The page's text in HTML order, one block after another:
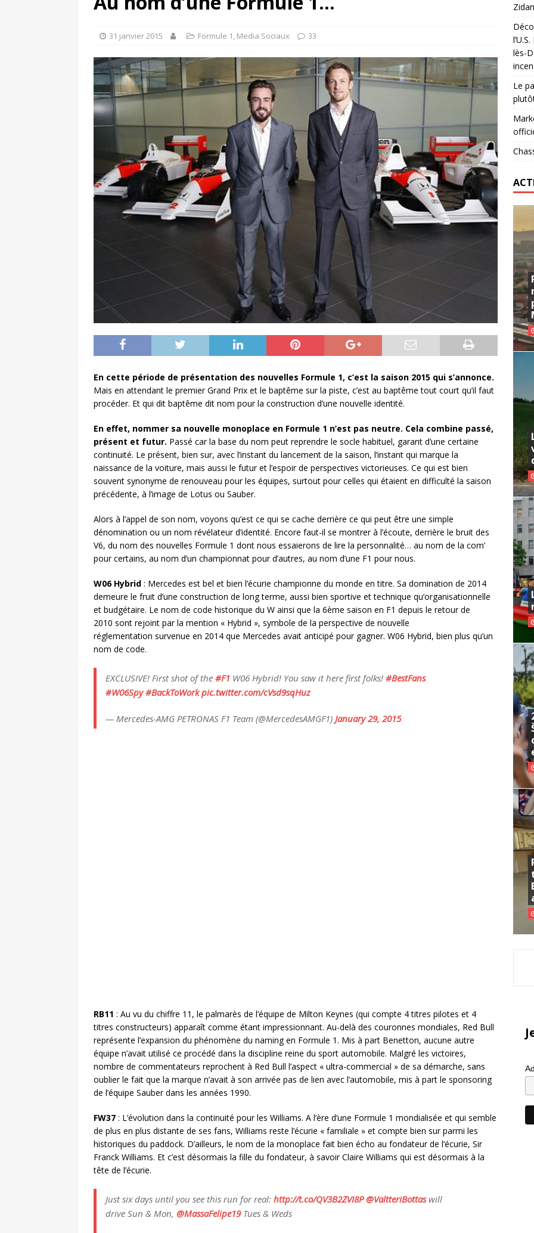
[ 2 août 2026 ]
Chassé-croisé Nike-adidas : qui gagne vraiment
Marseille
ACTIVATION
31 janvier 2015 Formule 1, Media Sociaux 33
En cette période de présentation des nouvelles Formule 1, c’est la saison 2015 qui s’annonce.
Mais en attendant le premier Grand Prix et le baptême sur la piste, c’est au baptême tout court qu’il faut
procéder. Et qui dit baptême dit nom pour la construction d’une nouvelle identité.
En effet, nommer sa nouvelle monoplace en Formule 1 n’est pas neutre. Cela combine passé,
présent et futur. Passé car la base du nom peut reprendre le socle habituel, garant d’une certaine
continuité. Le présent, bien sur, avec l’instant du lancement de la saison, l’instant qui marque la
naissance de la voiture, mais aussi le futur et l’espoir de perspectives victorieuses. Ce qui est bien
souvent synonyme de renouveau pour les équipes, surtout pour celles qui étaient en difficulté la saison
précédente, à l’image de Lotus ou Sauber.
Alors à l’appel de son nom, voyons qu’est ce qui se cache derrière ce qui peut être une simple
dénomination ou un nom révélateur d’identité. Encore faut-il se montrer à l’écoute, derrière le bruit des
V6, du nom des nouvelles Formule 1 dont nous essaierons de lire la personnalité… au nom de la com’
pour certains, au nom d’un championnat pour d’autres, au nom d’une F1 pour nous.
W06 Hybrid : Mercedes est bel et bien l’écurie championne du monde en titre. Sa domination de 2014
demeure le fruit d’une construction de long terme, aussi bien sportive et technique qu’organisationnelle
et budgétaire. Le nom de code historique du W ainsi que la 6ème saison en F1 depuis le retour de
2010 sont rejoint par la mention « Hybrid », symbole de la perspective de nouvelle
réglementation survenue en 2014 que Mercedes avait anticipé pour gagner. W06 Hybrid, bien plus qu’un
nom de code.
EXCLUSIVE! First shot of the #F1 W06 Hybrid! You saw it here first folks! #BestFans
#W06Spy #BackToWork pic.twitter.com/cVsd9sqHuz
— Mercedes-AMG PETRONAS F1 Team (@MercedesAMGF1) January 29, 2015
RB11 : Au vu du chiffre 11, le palmarès de l’équipe de Milton Keynes (qui compte 4 titres pilotes et 4
titres constructeurs) apparaît comme étant impressionnant. Au-delà des couronnes mondiales, Red Bull
représente l’expansion du phénomène du naming en Formule 1. Mis à part Benetton, aucune autre
équipe n’avait utilisé ce procédé dans la discipline reine du sport automobile. Malgré les victoires,
nombre de commentateurs reprochent à Red Bull l’aspect « ultra-commercial » de sa démarche, sans
oublier le fait que la marque n’avait à son arrivée pas de lien avec l’automobile, mis à part le sponsoring
de l’équipe Sauber dans les années 1990.
FW37 : L’évolution dans la continuité pour les Williams. A l’ère d’une Formule 1 mondialisée et qui semble
de plus en plus distante de ses fans, Williams reste l’écurie « familiale » et compte bien sur parmi les
historiques du paddock. D’ailleurs, le nom de la monoplace fait bien écho au fondateur de l’écurie, Sir
Franck Williams. Et c’est désormais la fille du fondateur, à savoir Claire Williams qui est désormais à la
tête de l’écurie.
Just six days until you see this run for real: http://t.co/QV3B2ZVI8P @ValtteriBottaswill
drive Sun & Mon, @MassaFelipe19Tues & Weds
lès-
Le